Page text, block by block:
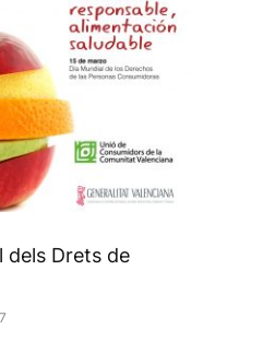
dels Drets de